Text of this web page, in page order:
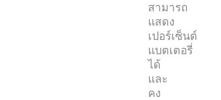
สามารถ
แสดง
เปอร์เซ็นต์
แบตเตอรี่
ได้
และ
คง
ก็
ต้อง
ขอบ
อก
ว่า
คิด
ผิด